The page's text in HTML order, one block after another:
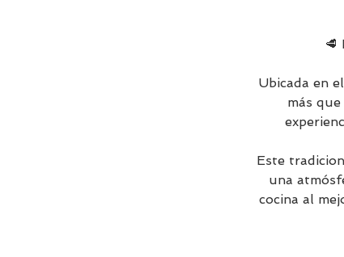
🥩
Ubicada en
más
Este
una
cocina al